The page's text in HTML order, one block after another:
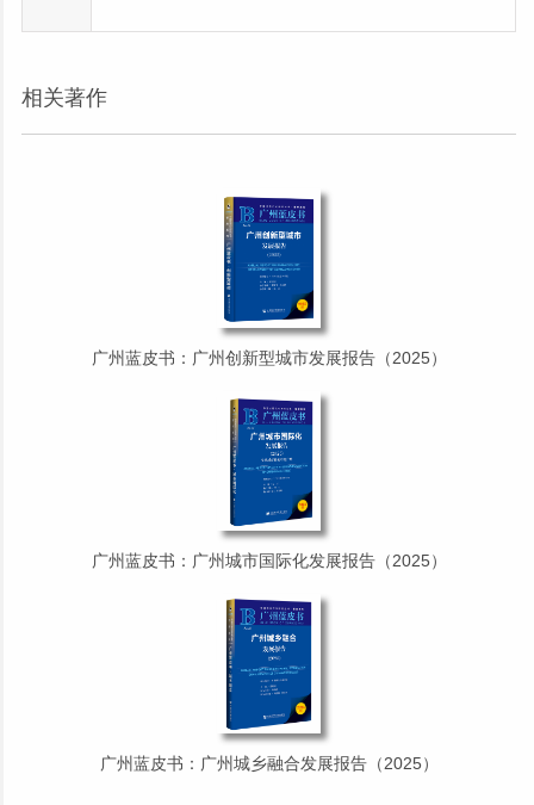
相关著作
广州蓝皮书：广州创新型城市发展报告（2025）
广州蓝皮书：广州城市国际化发展报告（2025）
广州蓝皮书：广州城乡融合发展报告（2025）